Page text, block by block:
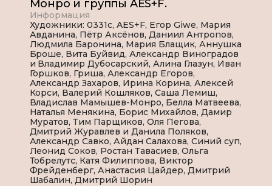
Монро и группы AES+F.
Информация
Художники: 0331c, AES+F, Егор Giwe, Мария
Авданина, Пётр Аксёнов, Даниил Антропов,
Людмила Баронина, Мария Блащик, Аннушка
Броше, Вита Буйвид, Александр Виноградов
и Владимир Дубосарский, Алина Глазун, Иван
Горшков, Гриша, Александр Егоров,
Александр Захаров, Ирина Корина, Алексей
Корси, Валерий Кошляков, Саша Лемиш,
Владислав Мамышев-Монро, Белла Матвеева,
Наталья Менякина, Борис Михайлов, Дамир
Муратов, Тим Парщиков, Оля Пегова,
Дмитрий Журавлев и Данила Поляков,
Александр Савко, Айдан Салахова, Синий суп,
Леонид Соков, Ростан Тавасиев, Ольга
Тобрелутс, Катя Филиппова, Виктор
Фрейденберг, Анастасия Цайдер, Дмитрий
Шабалин, Дмитрий Шорин